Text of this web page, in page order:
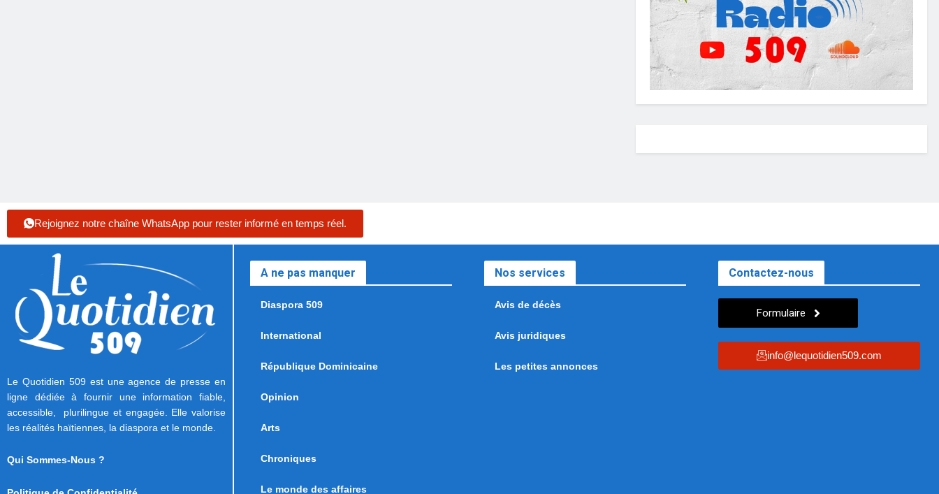
Rejoignez notre chaîne WhatsApp pour rester informé en temps réel.
Le Quotidien 509 est une agence de presse en
ligne dédiée à fournir une information fiable,
accessible, plurilingue et engagée. Elle valorise
les réalités haïtiennes, la diaspora et le monde.
Qui Sommes-Nous ?
A ne pas manquer
Diaspora 509
International
République Dominicaine
Opinion
Arts
Chroniques
Le monde des affaires
Nos services
Avis de décès
Avis juridiques
Les petites annonces
Contactez-nous
Formulaire
info@lequotidien509.com